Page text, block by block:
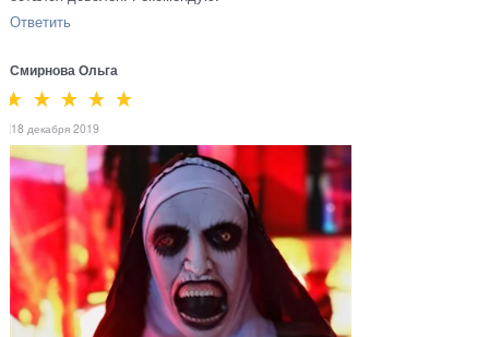
Ответить
Смирнова Ольга
18 декабря 2019